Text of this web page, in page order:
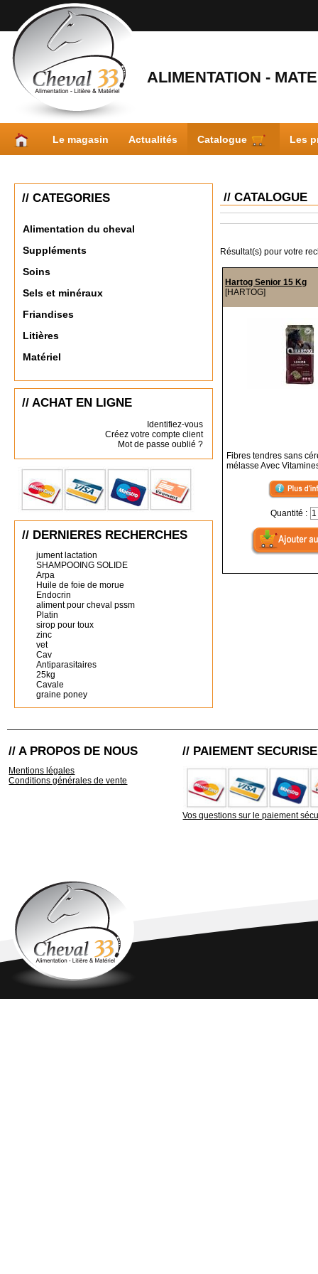
ALIMENTATION -
Le magasin Actualités Catalogue Les
// CATEGORIES
Alimentation du cheval
Suppléments
Soins
Sels et minéraux
Friandises
Litières
Matériel
// ACHAT EN LIGNE
Identifiez-vous
Créez votre compte client
Mot de passe oublié ?
// DERNIERES RECHERCHES
jument lactation
SHAMPOOING SOLIDE
Arpa
Huile de foie de morue
Endocrin
aliment pour cheval pssm
Platin
sirop pour toux
zinc
vet
Cav
Antiparasitaires
25kg
Cavale
graine poney
// CATALOGUE
Résultat(s) pour votre
Hartog Senior 15 Kg
[HARTOG]
Fibres tendres sans
mélasse Avec
Quantité :
// A PROPOS DE NOUS
Mentions légales
Conditions générales de vente
// PAIEMENT SECURISE
Vos questions sur le paiement